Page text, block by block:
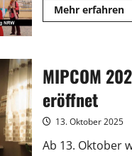
Mehr erfahren
MIPCOM
eröffnet
13. Oktober 2025
Ab 13. Oktober